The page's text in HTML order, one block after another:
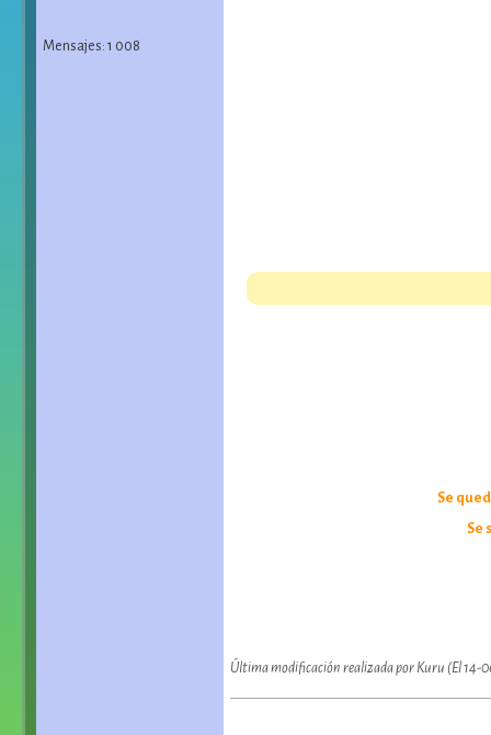
Mensajes: 1 008
Se
Se
Última modificación realizada por Kuru (El 14-